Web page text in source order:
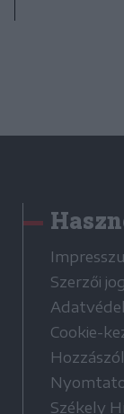
Szerzői
Cookie-
Székely